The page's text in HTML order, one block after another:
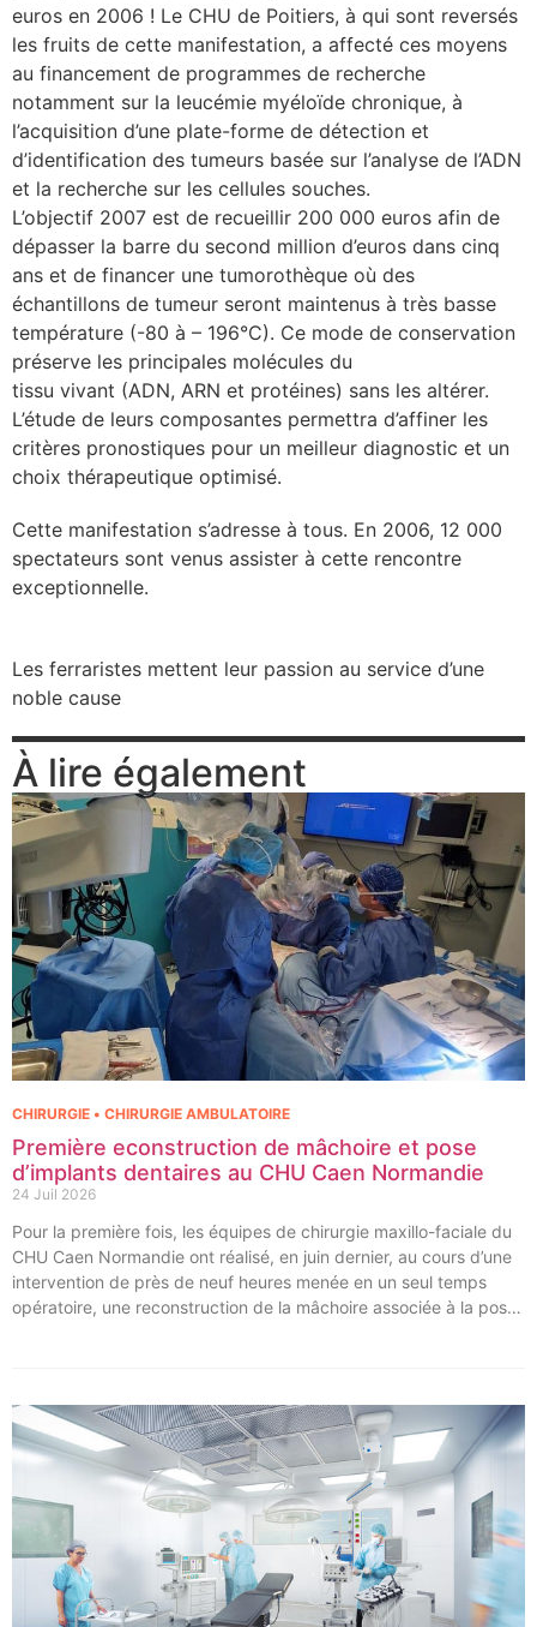
& patrimoine
écologique
CONNECTÉ
euros en 2006 ! Le CHU de Poitiers, à qui sont reversés
les fruits de cette manifestation, a affecté ces moyens
au financement de programmes de recherche
notamment sur la leucémie myéloïde chronique, à
l’acquisition d’une plate-forme de détection et
d’identification des tumeurs basée sur l’analyse de l’ADN
et la recherche sur les cellules souches.
L’objectif 2007 est de recueillir 200 000 euros afin de
dépasser la barre du second million d’euros dans cinq
ans et de financer une tumorothèque où des
échantillons de tumeur seront maintenus à très basse
température (-80 à – 196°C). Ce mode de conservation
préserve les principales molécules du
tissu vivant (ADN, ARN et protéines) sans les altérer.
L’étude de leurs composantes permettra d’affiner les
critères pronostiques pour un meilleur diagnostic et un
choix thérapeutique optimisé.
Cette manifestation s’adresse à tous. En 2006, 12 000
spectateurs sont venus assister à cette rencontre
exceptionnelle.
Les ferraristes mettent leur passion au service d’une
noble cause
À lire également
Première econstruction de mâchoire et pose
d’implants dentaires au CHU Caen Normandie
24 Juil 2026
CHIRURGIE • CHIRURGIE AMBULATOIRE
Pour la première fois, les équipes de chirurgie maxillo-faciale du
CHU Caen Normandie ont réalisé, en juin dernier, au cours d’une
intervention de près de neuf heures menée en un seul temps
opératoire, une reconstruction de la mâchoire associée à la pose